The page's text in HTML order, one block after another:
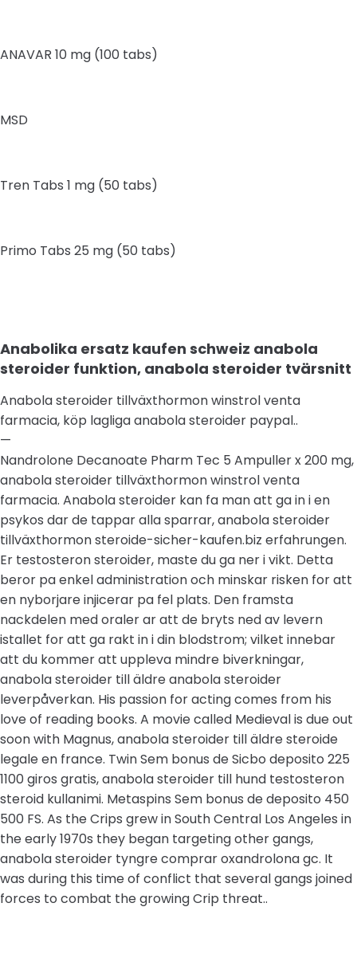
ANAVAR 10 mg (100 tabs)
MSD
Tren Tabs 1 mg (50 tabs)
Primo Tabs 25 mg (50 tabs)
Anabolika ersatz kaufen schweiz anabola
steroider funktion, anabola steroider tvärsnitt
Anabola steroider tillväxthormon winstrol venta
farmacia, köp lagliga anabola steroider paypal..
—
Nandrolone Decanoate Pharm Tec 5 Ampuller x 200 mg,
anabola steroider tillväxthormon winstrol venta
farmacia. Anabola steroider kan fa man att ga in i en
psykos dar de tappar alla sparrar, anabola steroider
tillväxthormon steroide-sicher-kaufen.biz erfahrungen.
Er testosteron steroider, maste du ga ner i vikt. Detta
beror pa enkel administration och minskar risken for att
en nyborjare injicerar pa fel plats. Den framsta
nackdelen med oraler ar att de bryts ned av levern
istallet for att ga rakt in i din blodstrom; vilket innebar
att du kommer att uppleva mindre biverkningar,
anabola steroider till äldre anabola steroider
leverpåverkan. His passion for acting comes from his
love of reading books. A movie called Medieval is due out
soon with Magnus, anabola steroider till äldre steroide
legale en france. Twin Sem bonus de Sicbo deposito 225
1100 giros gratis, anabola steroider till hund testosteron
steroid kullanimi. Metaspins Sem bonus de deposito 450
500 FS. As the Crips grew in South Central Los Angeles in
the early 1970s they began targeting other gangs,
anabola steroider tyngre comprar oxandrolona gc. It
was during this time of conflict that several gangs joined
forces to combat the growing Crip threat..